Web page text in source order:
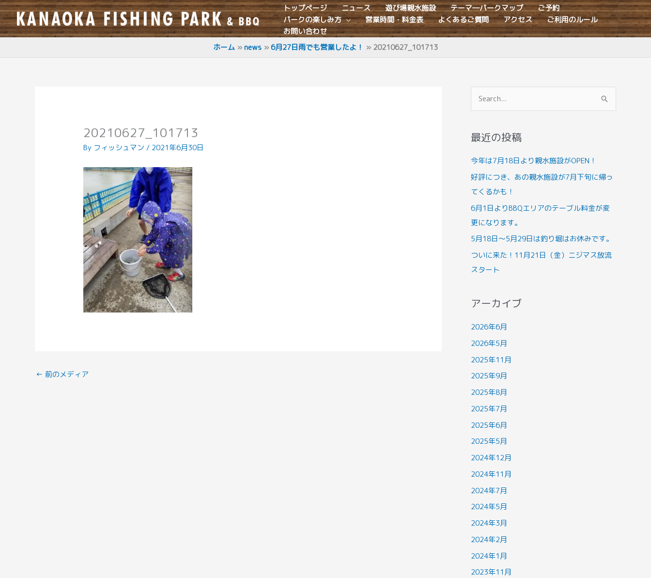
内
容
を
ス
トップページ ニュース 遊び場親水施設 テーマ―パークマップ
ご予約
パークの楽しみ方
営業時間・料金表 よくあるご質問 アクセス
ご利用のルール
お問い合わせ
ホーム
news 6月27日雨でも営業したよ！ 20210627_101713
20210627_101713
By フィッシュマン/ 2021年6月30日
← 前のメディア
象
:
最近の投稿
今年は7月18日より親水施設がOPEN！
好評につき、あの親水施設が7月下旬に帰っ
てくるかも！
6月1日よりBBQエリアのテーブル料金が変
更になります。
5月18日～5月29日は釣り堀はお休みです。
ついに来た！11月21日（金）ニジマス放流
スタート
アーカイブ
2026年6月
2026年5月
2025年11月
2025年9月
2025年8月
2025年7月
2025年6月
2025年5月
2024年12月
2024年11月
2024年7月
2024年5月
2024年3月
2024年2月
2024年1月
2023年11月